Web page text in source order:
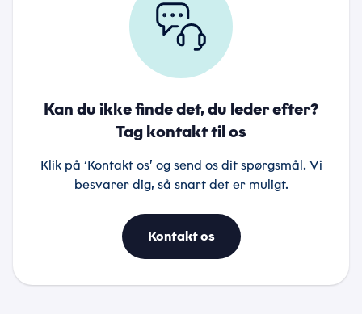
Kan du ikke finde det, du leder efter?
Tag kontakt til os
Klik på ‘Kontakt os’ og send os dit spørgsmål. Vi
besvarer dig, så snart det er muligt.
Kontakt os